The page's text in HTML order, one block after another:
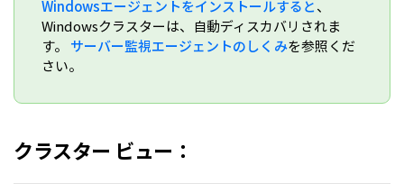
Windowsエージェントをインストールすると、
Windowsクラスターは、自動ディスカバリされま
す。 サーバー監視エージェントのしくみを参照くだ
さい。
クラスター ビュー：